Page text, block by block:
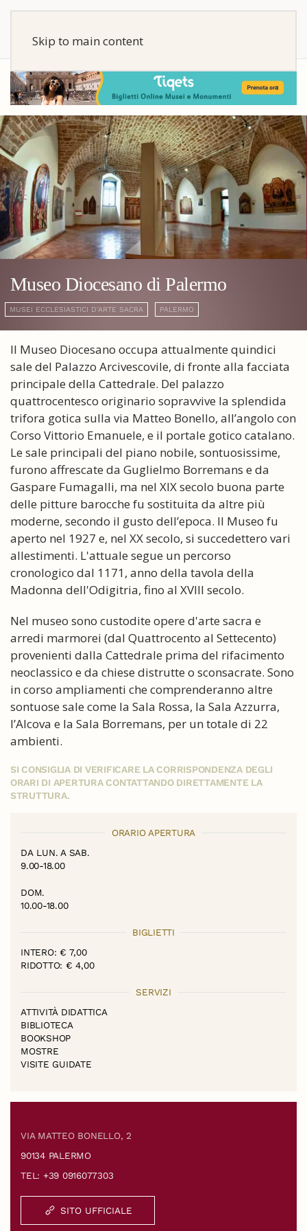
Skip to main content
Museo Diocesano di Palermo
MUSEI ECCLESIASTICI D'ARTE SACRA PALERMO
Il Museo Diocesano occupa attualmente quindici
sale del Palazzo Arcivescovile, di fronte alla facciata
principale della Cattedrale. Del palazzo
quattrocentesco originario sopravvive la splendida
trifora gotica sulla via Matteo Bonello, all’angolo con
Corso Vittorio Emanuele, e il portale gotico catalano.
Le sale principali del piano nobile, sontuosissime,
furono affrescate da Guglielmo Borremans e da
Gaspare Fumagalli, ma nel XIX secolo buona parte
delle pitture barocche fu sostituita da altre più
moderne, secondo il gusto dell’epoca. Il Museo fu
aperto nel 1927 e, nel XX secolo, si succedettero vari
allestimenti. L'attuale segue un percorso
cronologico dal 1171, anno della tavola della
Madonna dell'Odigitria, fino al XVIII secolo.
Nel museo sono custodite opere d'arte sacra e
arredi marmorei (dal Quattrocento al Settecento)
provenienti dalla Cattedrale prima del rifacimento
neoclassico e da chiese distrutte o sconsacrate. Sono
in corso ampliamenti che comprenderanno altre
sontuose sale come la Sala Rossa, la Sala Azzurra,
l’Alcova e la Sala Borremans, per un totale di 22
ambienti.
SI CONSIGLIA DI VERIFICARE LA CORRISPONDENZA DEGLI
ORARI DI APERTURA CONTATTANDO DIRETTAMENTE LA
STRUTTURA.
ORARIO APERTURA
DA LUN. A SAB.
9.00-18.00
DOM.
10.00-18.00
BIGLIETTI
INTERO: € 7,00
RIDOTTO: € 4,00
SERVIZI
ATTIVITÀ DIDATTICA
BIBLIOTECA
BOOKSHOP
MOSTRE
VISITE GUIDATE
VIA MATTEO BONELLO, 2
90134 PALERMO
TEL: +39 0916077303
SITO UFFICIALE